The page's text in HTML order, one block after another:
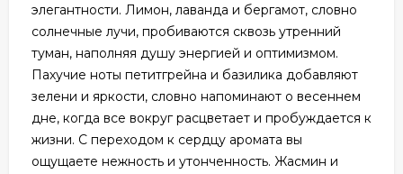
элегантности. Лимон, лаванда и бергамот, словно
солнечные лучи, пробиваются сквозь утренний
туман, наполняя душу энергией и оптимизмом.
Пахучие ноты петитгрейна и базилика добавляют
зелени и яркости, словно напоминают о весеннем
дне, когда все вокруг расцветает и пробуждается к
жизни. С переходом к сердцу аромата вы
ощущаете нежность и утонченность. Жасмин и